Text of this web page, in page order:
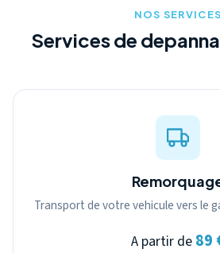
NOS SERVICES
Services de
Transport de votre vehicule vers le
A partir de 89